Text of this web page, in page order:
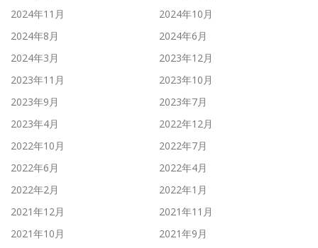
2024年11月
2024年10月
2024年8月
2024年6月
2024年3月
2023年12月
2023年11月
2023年10月
2023年9月
2023年7月
2023年4月
2022年12月
2022年10月
2022年7月
2022年6月
2022年4月
2022年2月
2022年1月
2021年12月
2021年11月
2021年10月
2021年9月